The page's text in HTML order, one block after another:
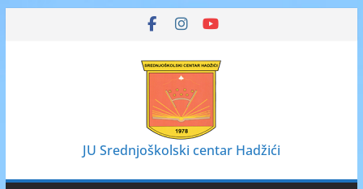
JU Srednjoškolski centar Hadžići